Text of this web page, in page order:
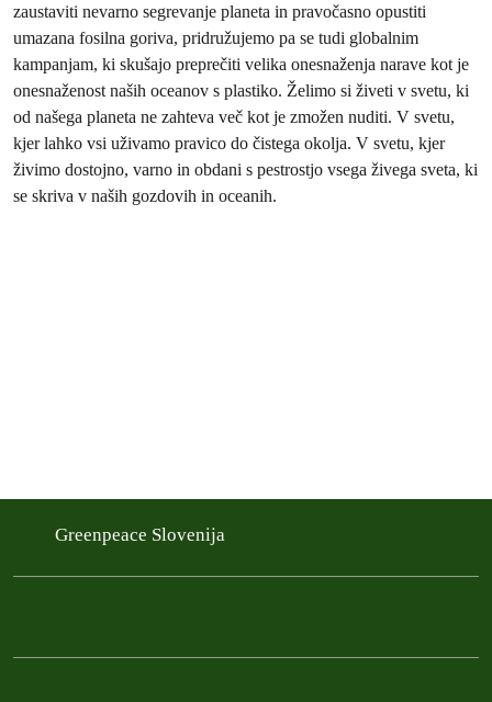
zaustaviti nevarno segrevanje planeta in pravočasno opustiti
umazana fosilna goriva, pridružujemo pa se tudi globalnim
kampanjam, ki skušajo preprečiti velika onesnaženja narave kot je
onesnaženost naših oceanov s plastiko. Želimo si živeti v svetu, ki
od našega planeta ne zahteva več kot je zmožen nuditi. V svetu,
kjer lahko vsi uživamo pravico do čistega okolja. V svetu, kjer
živimo dostojno, varno in obdani s pestrostjo vsega živega sveta, ki
se skriva v naših gozdovih in oceanih.
Greenpeace Slovenija